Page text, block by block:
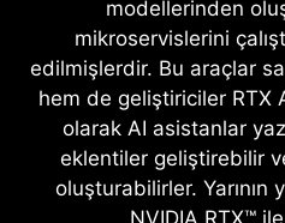
modellerinden
mikroservislerini
edilmişlerdir. Bu araçlar
hem de geliştiriciler RTX
olarak AI asistanlar
eklentiler geliştirebilir
oluşturabilirler. Yarının
NVIDIA RTX™